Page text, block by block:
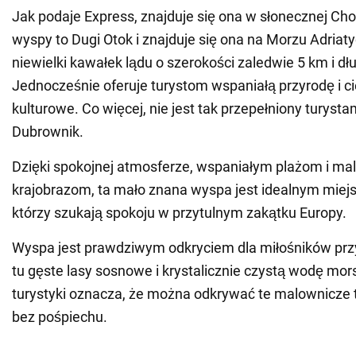
Jak podaje Express, znajduje się ona w słonecznej
wyspy to Dugi Otok i znajduje się ona na Morzu
niewielki kawałek lądu o szerokości zaledwie 5 km i
Jednocześnie oferuje turystom wspaniałą przyrodę i
kulturowe. Co więcej, nie jest tak przepełniony
Dubrownik.
Dzięki spokojnej atmosferze, wspaniałym plażom i
krajobrazom, ta mało znana wyspa jest idealnym
którzy szukają spokoju w przytulnym zakątku Europy.
Wyspa jest prawdziwym odkryciem dla miłośników
tu gęste lasy sosnowe i krystalicznie czystą wodę
turystyki oznacza, że można odkrywać te malownicze
bez pośpiechu.